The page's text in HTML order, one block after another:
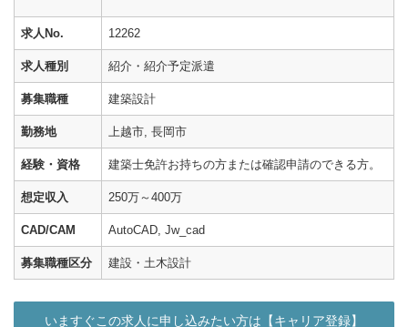
求人No. 12262
求人種別 紹介・紹介予定派遣
募集職種 建築設計
勤務地 上越市, 長岡市
経験・資格 建築士免許お持ちの方または確認申請のできる方。
想定収入 250万～400万
CAD/CAM AutoCAD, Jw_cad
募集職種区分 建設・土木設計
いますぐこの求人に申し込みたい方は【キャリア登録】